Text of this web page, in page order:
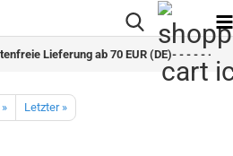
Lieferung ab 70 EUR (DE)- - - - - - - -
Letzter »